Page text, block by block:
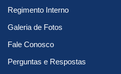
Regimento Interno
Galeria de Fotos
Fale Conosco
Perguntas e Respostas